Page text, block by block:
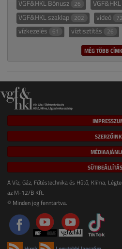
VGF&HKL Bónusz 26 VGF&HKL
VGF&HKL szaklap 202 videó 72
vízkezelés 61 víztisztítás 26
MÉG TÖBB
SZERZŐINK
A Víz, Gáz, Fűtéstechnika és Hűtő, Klíma,
az M-12/B Kft.
© Minden jog fenntartva.